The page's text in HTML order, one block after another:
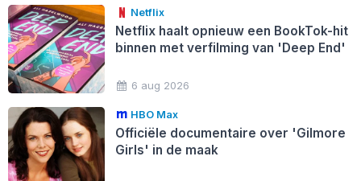
Netflix
Netflix haalt opnieuw een BookTok-hit
binnen met verfilming van 'Deep End'
6 aug 2026
HBO Max
Officiële documentaire over 'Gilmore
Girls' in de maak